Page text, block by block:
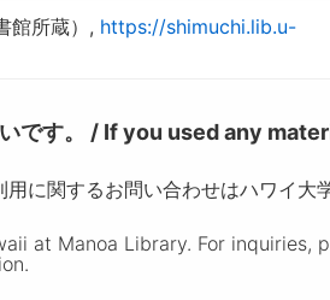
館所蔵）, https://shimuchi.lib.u-
です。 / If you used any
に関するお問い合わせはハワイ大
at Manoa Library. For inquiries,